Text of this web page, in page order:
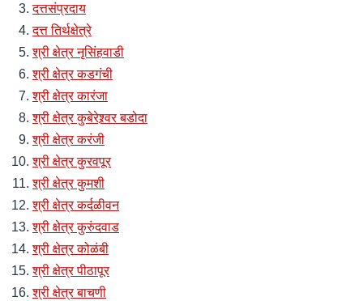
दत्तसंप्रदाय
दत्त तिर्थक्षेत्रे
श्री क्षेत्र नृसिंहवाडी
श्री क्षेत्र कडगंची
श्री क्षेत्र कारंजा
श्री क्षेत्र कुबेरेश्र्वर बडोदा
श्री क्षेत्र करंजी
श्री क्षेत्र कुरवपूर
श्री क्षेत्र कुमशी
श्री क्षेत्र कर्दळीवन
श्री क्षेत्र कुरुंदवाड
श्री क्षेत्र कोळंबी
श्री क्षेत्र पीठापूर
श्री क्षेत्र बाचणी